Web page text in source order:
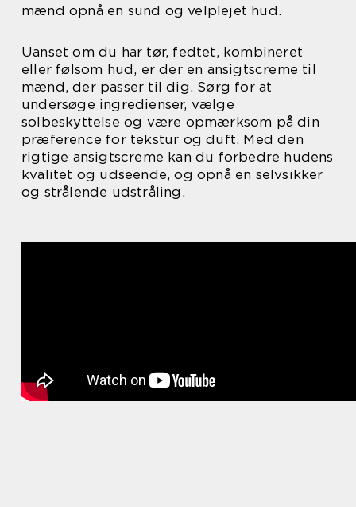
mænd opnå en sund og velplejet hud.
Uanset om du har tør, fedtet, kombineret
eller følsom hud, er der en ansigtscreme til
mænd, der passer til dig. Sørg for at
undersøge ingredienser, vælge
solbeskyttelse og være opmærksom på din
præference for tekstur og duft. Med den
rigtige ansigtscreme kan du forbedre hudens
kvalitet og udseende, og opnå en selvsikker
og strålende udstråling.